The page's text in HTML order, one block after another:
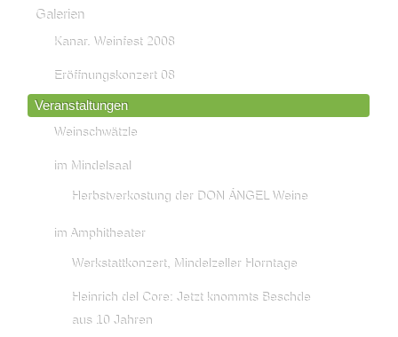
Galerien
Kanar. Weinfest 2008
Eröffnungskonzert 08
Veranstaltungen
Weinschwätzle
im Mindelsaal
Herbstverkostung der DON ÁNGEL Weine
im Amphitheater
Werkstattkonzert, Mindelzeller Horntage
Heinrich del Core: Jetzt knommts Beschde
aus 10 Jahren